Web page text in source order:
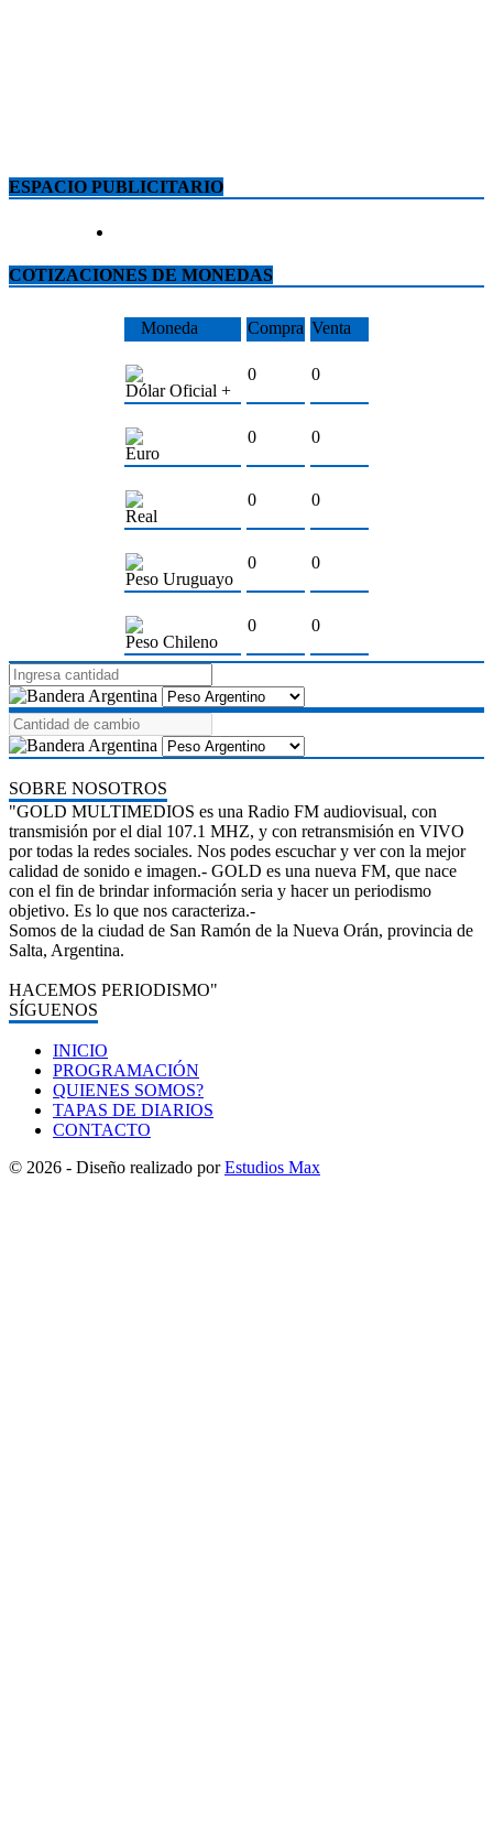
ESPACIO PUBLICITARIO
COTIZACIONES DE MONEDAS
Moneda Compra Venta
Dólar Oficial +
0 0
Euro
0 0
Real
0 0
Peso Uruguayo
0 0
Peso Chileno
0 0
SOBRE NOSOTROS
"GOLD MULTIMEDIOS es una Radio FM audiovisual, con
transmisión por el dial 107.1 MHZ, y con retransmisión en VIVO
por todas la redes sociales. Nos podes escuchar y ver con la mejor
calidad de sonido e imagen.- GOLD es una nueva FM, que nace
con el fin de brindar información seria y hacer un periodismo
objetivo. Es lo que nos caracteriza.-
Somos de la ciudad de San Ramón de la Nueva Orán, provincia de
Salta, Argentina.
HACEMOS PERIODISMO"
SÍGUENOS
INICIO
PROGRAMACIÓN
QUIENES SOMOS?
TAPAS DE DIARIOS
CONTACTO
© 2026 - Diseño realizado porEstudios Max